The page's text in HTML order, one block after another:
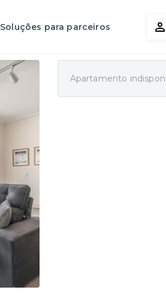
Soluções para parceiros
Apartamento